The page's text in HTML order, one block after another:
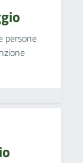
persone